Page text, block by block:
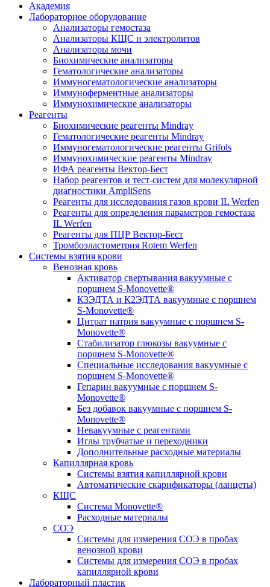
Академия
Лабораторное оборудование
Анализаторы гемостаза
Анализаторы КЩС и электролитов
Анализаторы мочи
Биохимические анализаторы
Гематологические анализаторы
Иммуногематологические анализаторы
Иммуноферментные анализаторы
Иммунохимические анализаторы
Реагенты
Биохимические реагенты Mindray
Гематологические реагенты Mindray
Иммуногематологические реагенты Grifols
Иммунохимические реагенты Mindray
ИФА реагенты Вектор-Бест
Набор реагентов и тест-систем для молекулярной
диагностики AmpliSens
Реагенты для исследования газов крови IL Werfen
Реагенты для определения параметров гемостаза
IL Werfen
Реагенты для ПЦР Вектор-Бест
Тромбоэластометрия Rotem Werfen
Системы взятия крови
Венозная кровь
Активатор свертывания вакуумные с
поршнем S-Monovette®
К3ЭДТА и К2ЭДТА вакуумные с поршнем
S-Monovette®
Цитрат натрия вакуумные с поршнем S-
Monovette®
Стабилизатор глюкозы вакуумные с
поршнем S-Monovette®
Специальные исследования вакуумные с
поршнем S-Monovette®
Гепарин вакуумные с поршнем S-
Monovette®
Без добавок вакуумные с поршнем S-
Monovette®
Невакуумные с реагентами
Иглы трубчатые и переходники
Дополнительные расходные материалы
Капиллярная кровь
Системы взятия капиллярной крови
Автоматические скарификаторы (ланцеты)
КЩС
Система Monovette®
Расходные материалы
СОЭ
Системы для измерения СОЭ в пробах
венозной крови
Системы для измерения СОЭ в пробах
капиллярной крови
Лабораторный пластик